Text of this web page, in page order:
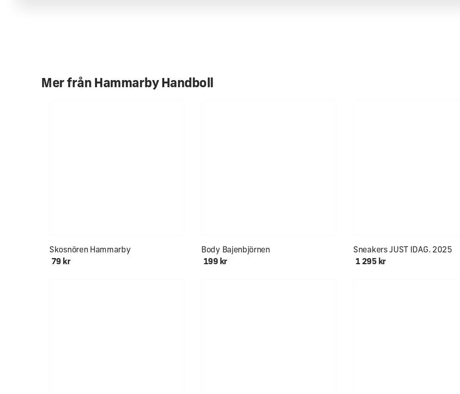
Mer från Hammarby Handboll
Skosnören Hammarby
79 kr
Body Bajenbjörnen
199 kr
Sneakers JUST IDAG. 2025
1 295 kr